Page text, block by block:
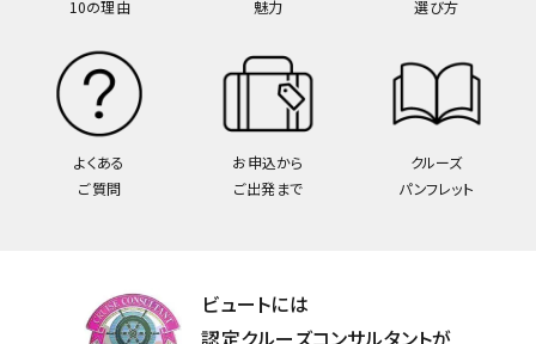
10の理由 魅力 選び方
よくある
ご質問
お申込から
ご出発まで
クルーズ
パンフレット
ビュートには
認定クルーズコンサルタントが